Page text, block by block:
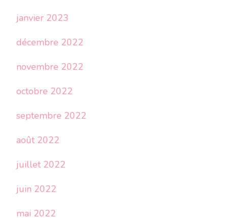
janvier 2023
décembre 2022
novembre 2022
octobre 2022
septembre 2022
août 2022
juillet 2022
juin 2022
mai 2022